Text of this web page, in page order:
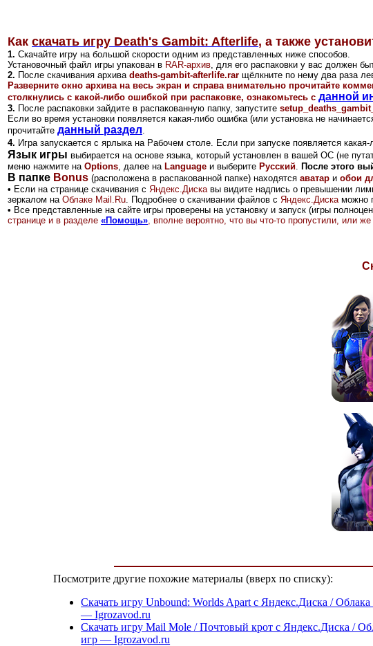
Как скачать игру Death's Gambit: Afterlife, а также
1. Скачайте игру на большой скорости одним из представленных ниже способов.
Установочный файл игры упакован в RAR-архив , для его распаковки у вас должен
2. После скачивания архива deaths-gambit-afterlife.rar щёлкните по нему два раза
Разверните окно архива на весь экран и справа внимательно прочитайте
столкнулись с какой-либо ошибкой при распаковке, ознакомьтесь с данной
3. После распаковки зайдите в распакованную папку, запустите
Если во время установки появляется какая-либо ошибка (или установка не
прочитайте данный раздел
4. Игра запускается с ярлыка на Рабочем столе. Если при запуске появляется
Язык игры выбирается на основе языка, который установлен в вашей ОС (не
меню нажмите на Options , далее на Language и выберите Русский После этого
В папке Bonus (расположена в распакованной папке) находятся аватар и обои
• Если на странице скачивания с Яндекс.Диска вы видите надпись о превышении
зеркалом на Облаке Mail.Ru Подробнее о скачивании файлов с Яндекс.Диска можно
• Все представленные на сайте игры проверены на установку и запуск (игры
странице и в разделе «Помощь» , вполне вероятно, что вы что-то пропустили, или
Посмотрите другие похожие материалы (вверх по списку):
Скачать игру Unbound: Worlds Apart с Яндекс.Диска /
— Igrozavod.ru
Скачать игру Mail Mole / Почтовый крот с Яндекс.Диска /
игр — Igrozavod.ru